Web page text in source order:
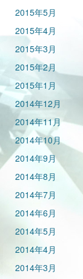
2015年5月
2015年4月
2015年3月
2015年2月
2015年1月
2014年12月
2014年11月
2014年10月
2014年9月
2014年8月
2014年7月
2014年6月
2014年5月
2014年4月
2014年3月